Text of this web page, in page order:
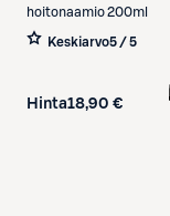
hoitonaamio 200ml
Keskiarvo5 / 5
Hinta18,90 €